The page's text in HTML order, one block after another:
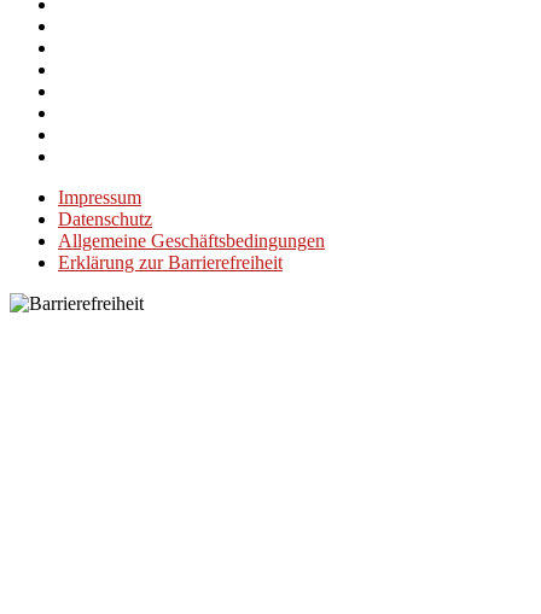
Impressum
Datenschutz
Allgemeine Geschäftsbedingungen
Erklärung zur Barrierefreiheit